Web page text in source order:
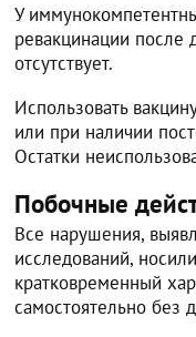
У
ревакцинации после
отсутствует.
Использовать
или при наличии
Остатки
Побочные
Все нарушения,
исследований,
кратковременный
самостоятельно без